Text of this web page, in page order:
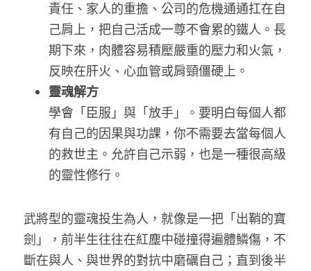
責任、家人的重擔、公司的危機通通扛在自
己肩上，把自己活成一尊不會累的鐵人。長
期下來，肉體容易積壓嚴重的壓力和火氣，
反映在肝火、心血管或肩頸僵硬上。
靈魂解方
學會「臣服」與「放手」。要明白每個人都
有自己的因果與功課，你不需要去當每個人
的救世主。允許自己示弱，也是一種很高級
的靈性修行。
武將型的靈魂投生為人，就像是一把「出鞘的寶
劍」，前半生往往在紅塵中碰撞得遍體鱗傷，不
斷在與人、與世界的對抗中磨礪自己；直到後半